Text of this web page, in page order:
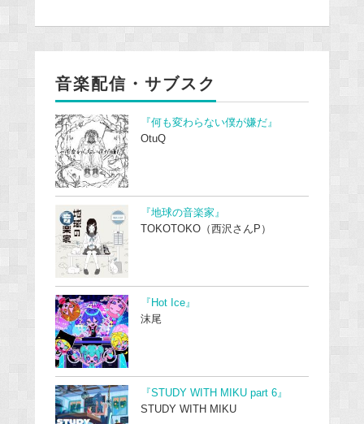
音楽配信・サブスク
『何も変わらない僕が嫌だ』
OtuQ
『地球の音楽家』
TOKOTOKO（西沢さんP）
『Hot Ice』
沫尾
『STUDY WITH MIKU part 6』
STUDY WITH MIKU